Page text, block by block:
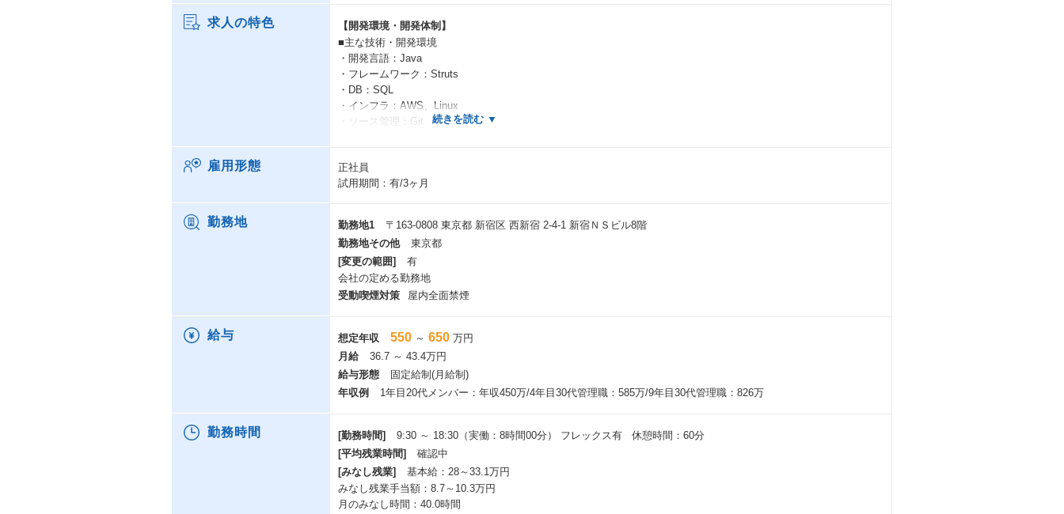
求人の特色
【開発環境・開発体制】
■主な技術・開発環境
・開発言語：Java
・フレームワーク：Struts
・DB：SQL
・インフラ：AWS、Linux
・ソース管理：Git
・ドキュメント管理：社内Wiki、Googledrive
開発プロセスの標準化やナレッジ整備、
AI活用による生産性向上にも取り組んでいます。
今後はNotion導入なども進め、
より再現性ある開発体制づくりを目指しています。
雇用形態
正社員
試用期間：有/3ヶ月
勤務地 勤務地1
〒163-0808 東京都 新宿区 西新宿 2-4-1 新宿ＮＳビル8階
勤務地その他
東京都
[変更の範囲]
有
会社の定める勤務地
受動喫煙対策
屋内全面禁煙
給与 想定年収 550 ～ 650 万円
月給
36.7 ～ 43.4万円
給与形態
固定給制(月給制)
年収例
1年目20代メンバー：年収450万/4年目30代管理職：585万/9年目30代管理職：826万
勤務時間 [勤務時間]
9:30 ～ 18:30（実働：8時間00分） フレックス有 休憩時間：60分
[平均残業時間]
確認中
[みなし残業]
基本給：28～33.1万円
みなし残業手当額：8.7～10.3万円
月のみなし時間：40.0時間